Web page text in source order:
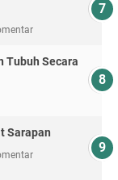
Tubuh Secara
Sarapan